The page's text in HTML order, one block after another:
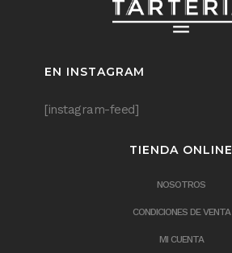
EN INSTAGRAM
[instagram-feed]
TIENDA ONLINE
NOSOTROS
CONDICIONES DE VENTA
MI CUENTA